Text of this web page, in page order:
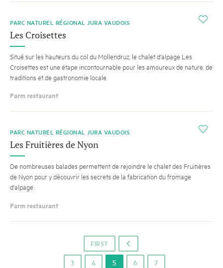
i
PARC NATUREL RÉGIONAL JURA VAUDOIS
Les Croisettes
Situé sur les hauteurs du col du Mollendruz, le chalet d'alpage Les
Croisettes est une étape incontournable pour les amoureux de nature, de
traditions et de gastronomie locale.
Farm restaurant
i
PARC NATUREL RÉGIONAL JURA VAUDOIS
Les Fruitières de Nyon
De nombreuses balades permettent de rejoindre le chalet des Fruitières
de Nyon pour y découvrir les secrets de la fabrication du fromage
d'alpage.
Farm restaurant
FIRST o
3 4 5 6 7